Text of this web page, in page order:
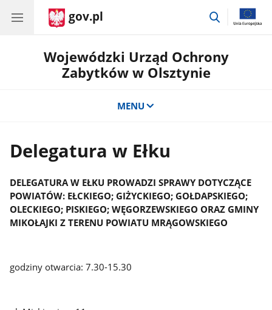
gov.pl
przejdź
Wojewódzki Urząd Ochrony
Zabytków w Olsztynie
MENU
Delegatura w Ełku
DELEGATURA W EŁKU PROWADZI SPRAWY DOTYCZĄCE
POWIATÓW: EŁCKIEGO; GIŻYCKIEGO; GOŁDAPSKIEGO;
OLECKIEGO; PISKIEGO; WĘGORZEWSKIEGO ORAZ GMINY
MIKOŁAJKI Z TERENU POWIATU MRĄGOWSKIEGO
godziny otwarcia: 7.30-15.30